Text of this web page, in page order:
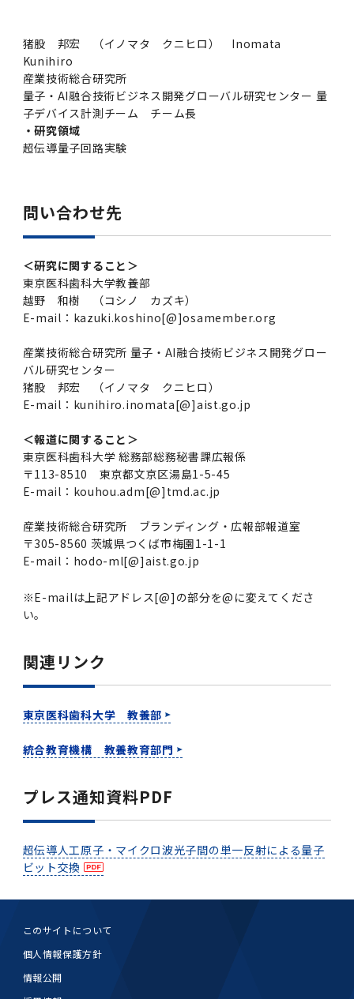
猪股 邦宏 （イノマタ クニヒロ） Inomata
Kunihiro
産業技術総合研究所
量子・AI融合技術ビジネス開発グローバル研究センター 量
子デバイス計測チーム チーム長
・研究領域
超伝導量子回路実験
問い合わせ先
＜研究に関すること＞
東京医科歯科大学教養部
越野 和樹 （コシノ カズキ）
E-mail：kazuki.koshino[@]osamember.org
産業技術総合研究所 量子・AI融合技術ビジネス開発グロー
バル研究センター
猪股 邦宏 （イノマタ クニヒロ）
E-mail：kunihiro.inomata[@]aist.go.jp
＜報道に関すること＞
東京医科歯科大学 総務部総務秘書課広報係
〒113-8510 東京都文京区湯島1-5-45
E-mail：kouhou.adm[@]tmd.ac.jp
産業技術総合研究所 ブランディング・広報部報道室
〒305-8560 茨城県つくば市梅園1-1-1
E-mail：hodo-ml[@]aist.go.jp
※E-mailは上記アドレス[@]の部分を@に変えてくださ
い。
関連リンク
東京医科歯科大学 教養部
統合教育機構 教養教育部門
プレス通知資料PDF
超伝導人工原子・マイクロ波光子間の単一反射による量子
ビット交換
このサイトについて
個人情報保護方針
情報公開